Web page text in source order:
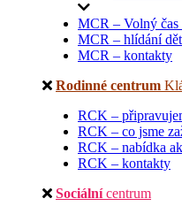
MCR – Volný čas
MCR – hlídání
MCR – kontakty
Rodinné centrum
RCK –
RCK – co jsme
RCK – nabídka
RCK – kontakty
Sociální centrum